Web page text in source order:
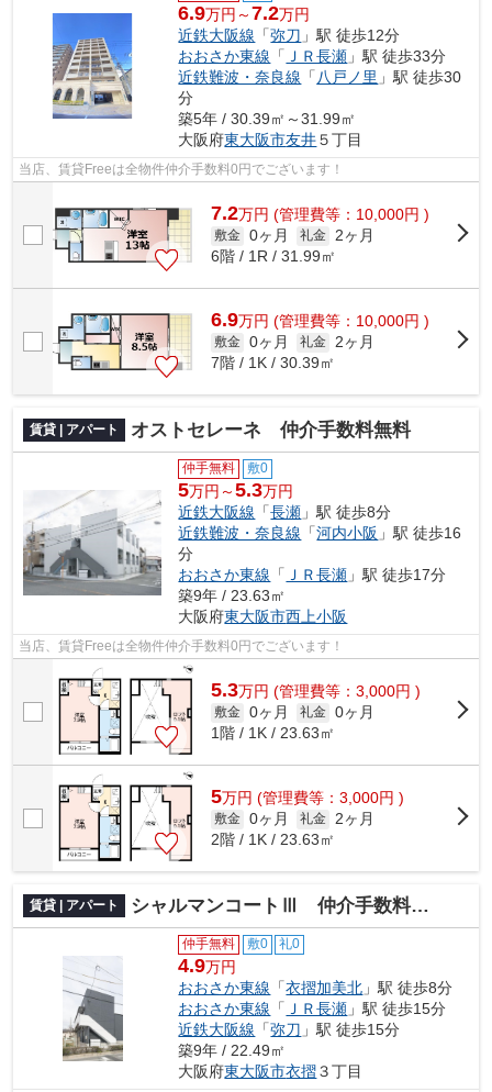
6.9万円～7.2万円
近鉄大阪線 「弥刀 」駅 徒歩12分
おおさか東線 「 ＪＲ長瀬 」駅 徒歩33分
近鉄難波・奈良線 「 八戸ノ里 」駅 徒歩30
分
築5年 / 30.39㎡～31.99㎡
大阪府東大阪市友井５丁目
当店、賃貸Freeは全物件仲介手数料0円でございます！
7.2万円 (管理費等：10,000円 )
敷金 0ヶ月 礼金 2ヶ月
6階 / 1R / 31.99㎡
6.9万円 (管理費等：10,000円 )
敷金 0ヶ月 礼金 2ヶ月
7階 / 1K / 30.39㎡
賃貸 | アパート オストセレーネ 仲介手数料無料
仲手無料 敷0
5万円～5.3万円
近鉄大阪線 「長瀬 」駅 徒歩8分
近鉄難波・奈良線 「河内小阪 」駅 徒歩16
分
おおさか東線 「 ＪＲ長瀬 」駅 徒歩17分
築9年 / 23.63㎡
大阪府東大阪市西上小阪
当店、賃貸Freeは全物件仲介手数料0円でございます！
5.3万円 (管理費等：3,000円 )
敷金 0ヶ月 礼金 0ヶ月
1階 / 1K / 23.63㎡
5万円 (管理費等：3,000円 )
敷金 0ヶ月 礼金
2ヶ月
2階 / 1K / 23.63㎡
賃貸 | アパート シャルマンコートⅢ 仲介手数料無料
仲手無料 敷0 礼0
4.9万円
おおさか東線 「衣摺加美北 」駅 徒歩8分
おおさか東線 「 ＪＲ長瀬 」駅 徒歩15分
近鉄大阪線 「弥刀 」駅 徒歩15分
築9年 / 22.49㎡
大阪府東大阪市衣摺３丁目